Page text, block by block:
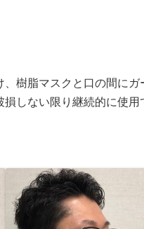
樹脂マスクと口の間に
しない限り継続的に使用